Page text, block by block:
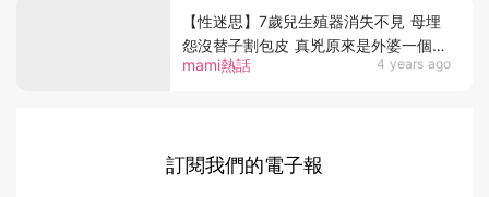
mami熱話 4 years ago
【性迷思】7歲兒生殖器消失不見 母埋
怨沒替子割包皮 真兇原來是外婆一個縱
孫壞習慣
訂閱我們的電子報